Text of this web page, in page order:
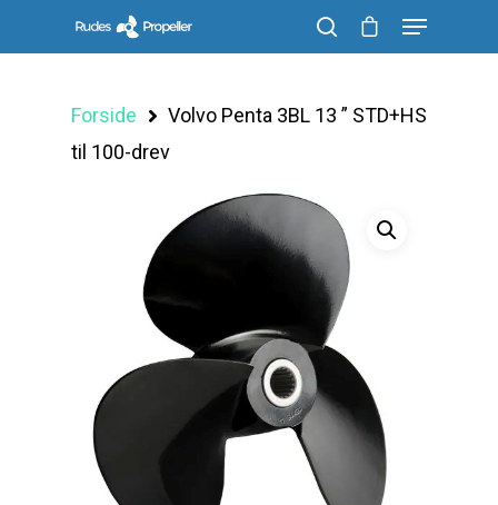
Forside
Volvo Penta 3BL 13 ” STD+HS
til 100-drev